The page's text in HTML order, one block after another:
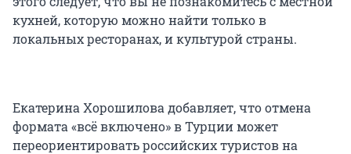
кухней, которую можно найти только в
локальных ресторанах, и культурой страны.
Екатерина Хорошилова добавляет, что отмена
формата «всё включено» в Турции может
переориентировать российских туристов на